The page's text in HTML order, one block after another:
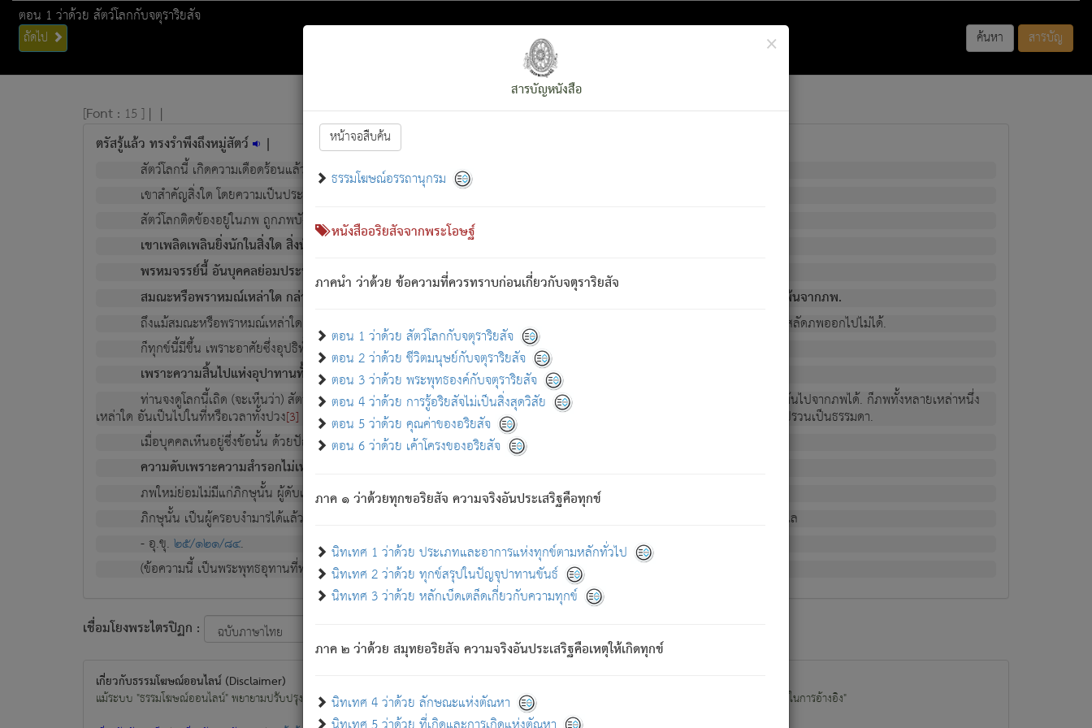
ตอน 1 ว่าด้วย สัตว์โลกกับจตุราริยสัจ
ถัดไป ค้นหา สารบัญ
×
สารบัญหนังสือ
หน้าจอสืบค้น
ธรรมโฆษณ์อรรถานุกรม
หนังสืออริยสัจจากพระโอษฐ์
ภาคนำ ว่าด้วย ข้อความที่ควรทราบก่อนเกี่ยวกับจตุราริยสัจ
ตอน 1 ว่าด้วย สัตว์โลกกับจตุราริยสัจ
ตอน 2 ว่าด้วย ชีวิตมนุษย์กับจตุราริยสัจ
ตอน 3 ว่าด้วย พระพุทธองค์กับจตุราริยสัจ
ตอน 4 ว่าด้วย การรู้อริยสัจไม่เป็นสิ่งสุดวิสัย
ตอน 5 ว่าด้วย คุณค่าของอริยสัจ
ตอน 6 ว่าด้วย เค้าโครงของอริยสัจ
ภาค ๑ ว่าด้วยทุกขอริยสัจ ความจริงอันประเสริฐคือทุกข์
นิทเทศ 1 ว่าด้วย ประเภทและอาการแห่งทุกข์ตามหลักทั่วไป
นิทเทศ 2 ว่าด้วย ทุกข์สรุปในปัญจุปาทานขันธ์
นิทเทศ 3 ว่าด้วย หลักเบ็ดเตล็ดเกี่ยวกับความทุกข์
ภาค ๒ ว่าด้วย สมุทยอริยสัจ ความจริงอันประเสริฐคือเหตุให้เกิดทุกข์
นิทเทศ 4 ว่าด้วย ลักษณะแห่งตัณหา
[Font : 15 ] | |
ตรัสรู้แล้ว ทรงรำพึงถึงหมู่สัตว์ |
สัตว์โลกนี้ เกิดความเดือดร้อนแล้ว มีผัสสะบังหน้า[1]ย่อมกล่าวซึ่งโรค (ความเสียดแทง) นั้นโดยความเป็นตัวเป็นตน
เขาสำคัญสิ่งใด โดยความเป็นประการใด แต่สิ่งนั้นย่อมเป็น (ตามที่เป็นจริง) โดยประการอื่นจากที่เขาสำคัญนั้น
สัตว์โลกติดข้องอยู่ในภพ ถูกภพบังหน้าแล้ว มีภพโดยความเป็นอย่างอื่น (จากที่มันเป็นอยู่จริง) จึงได้เพลิดเพลินยิ่งนักในภพนั้น
เขาเพลิดเพลินยิ่งนักในสิ่งใด สิ่งนั้นเป็นภัย (ที่เขาไม่รู้จัก) : เขากลัวต่อสิ่งใดสิ่งนั้นเป็นทุกข์
พรหมจรรย์นี้ อันบุคคลย่อมประพฤติ ก็เพื่อการละขาดซึ่งภพ.
สมณะหรือพราหมณ์เหล่าใด กล่าวความหลุดพ้นจากภพว่ามีได้เพราะภพ เรากล่าวว่า สมณะหรือพราหมณ์ทั้งปวงนั้น มิใช่ผู้หลดพ้นจากภพ.
ถึงแม้สมณะหรือพราหมณ์เหล่าใด กล่าวความออกไปได้จากภพ ว่ามีได้เพราะวิภพ[2]
: เรากล่าวว่า สมณะหรือพราหมณ์ทั้งปวงนั้น ก็ยังสลัดภพออกไปไม่ได้.
ก็ทุกข์นี้มีขึ้น เพราะอาศัยซึ่งอุปธิทั้งปวง.
เพราะความสิ้นไปแห่งอุปาทานทั้งปวง ความเกิดขึ้นแห่งทุกข์จึงไม่มี.
ท่านจงดูโลกนี้เถิด (จะเห็นว่า) สัตว์ทั้งหลายอันอวิชาหนาแน่นบังหนาแล้ว; และว่า สัตว์ผู้ยินดีในภพอันเป็นแล้วนั้น ย่อมไม่เป็นผู้หลุดพ้นไปจากภพได้. ก็ภพทั้งหลายเหล่าหนึ่ง
เหล่าใด อันเป็นไปในที่หรือเวลาทั้งปวง[3] เพื่อความมีแห่งประโยชน์โดยประการทั้งปวง; ภพทั้งหลายทั้งหมดนั้น ไม่เที่ยง เป็นทุกข์ มีความแปรปรวนเป็นธรรมดา.
เมื่อบุคคลเห็นอยู่ซึ่งข้อนั้น ด้วยปัญญาอันชอบตามที่เป็นจริงอย่างนี้อยู่; เขาย่อมละภวตัณหาได้ และไม่เพลิดเพลินวิภวตัณหาด้วย.
ความดับเพราะความสำรอกไม่เหลือ (แห่งภพทั้งหลาย) เพราะความสิ้นไปแห่งตัณหาโดยประการทั้งปวง นั้นคือนิพพาน.
ภพใหม่ย่อมไม่มีแก่ภิกษุนั้น ผู้ดับเย็นสนิทแล้ว เพราะไม่มีความยึดมั่น
ภิกษุนั้น เป็นผู้ครอบงำมารได้แล้ว ชนะสงครามแล้ว ก้าวล่วงภพทั้งหลายทั้งปวงได้แล้ว เป็นผู้คงที่ (คือไม่เปลี่ยนแปลงอีกต่อไป). ดังนี้แล
- อุ.ขุ.๒๕/๑๒๑/๘๔.
(ข้อความนี้ เป็นพระพุทธอุทานที่ทรงเปล่งออก ที่โคนต้นโพธิ์เป็นที่ตรัสรู้ เมื่อตรัสรู้แล้วได้ 7 วัน)
เชื่อมโยงพระไตรปิฏก :
เกี่ยวกับธรรมโฆษณ์ออนไลน์ (Disclaimer)
แม้ระบบ "ธรรมโฆษณ์ออนไลน์" พยายามปรับปรุงข้อมูลให้ถูกต้องมากที่สุด ผู้ศึกษาก็พึงตรวจสอบกับตัวเล่มหนังสือต้นฉบับ ที่มีการพิมพ์ครั้งล่าสุด ก่อนนำข้อมูลไปใช้ในการอ้างอิง"